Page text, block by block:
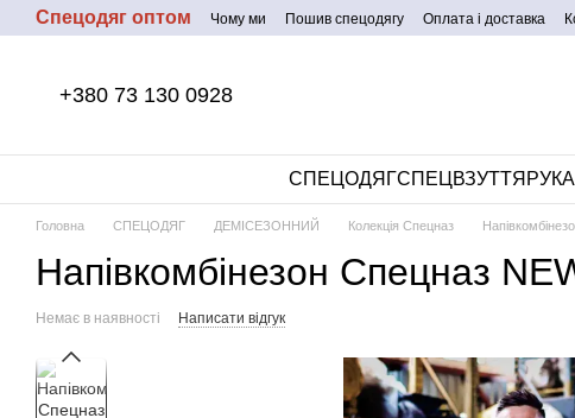
Перейти до основного контенту
Спецодяг оптом Чому ми Пошив спецодягу Оплата і доставка
+380 73 130 0928
СПЕЦОДЯГСПЕЦВЗУТТЯ
Головна СПЕЦОДЯГ ДЕМІСЕЗОННИЙ Колекція Спецназ
Напівкомбінезон Спецназ
Немає в наявності Написати відгук